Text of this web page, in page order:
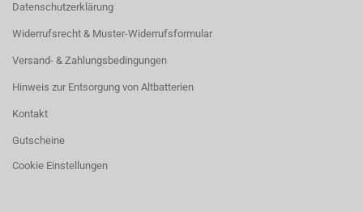
Datenschutzerklärung
Widerrufsrecht & Muster-Widerrufsformular
Versand- & Zahlungsbedingungen
Hinweis zur Entsorgung von Altbatterien
Kontakt
Gutscheine
Cookie Einstellungen